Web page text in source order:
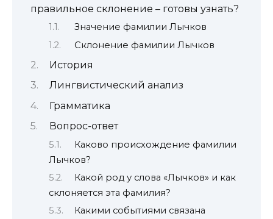
правильное склонение – готовы узнать?
Значение фамилии Лычков
Склонение фамилии Лычков
История
Лингвистический анализ
Грамматика
Вопрос-ответ
Каково происхождение фамилии
Лычков?
Какой род у слова «Лычков» и как
склоняется эта фамилия?
Какими событиями связана